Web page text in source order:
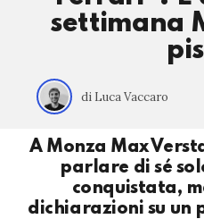
settimana
di Luca Vaccaro
A Monza Max
parlare di sé
conquistata,
dichiarazioni su un